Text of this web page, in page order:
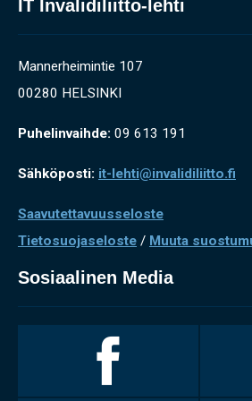
IT Invalidiliitto-lehti
Mannerheimintie 107
00280 HELSINKI
Puhelinvaihde: 09 613 191
Sähköposti: it-lehti@invalidiliitto.fi
Saavutettavuusseloste
Tietosuojaseloste / Muuta
Sosiaalinen Media
Facebookissa